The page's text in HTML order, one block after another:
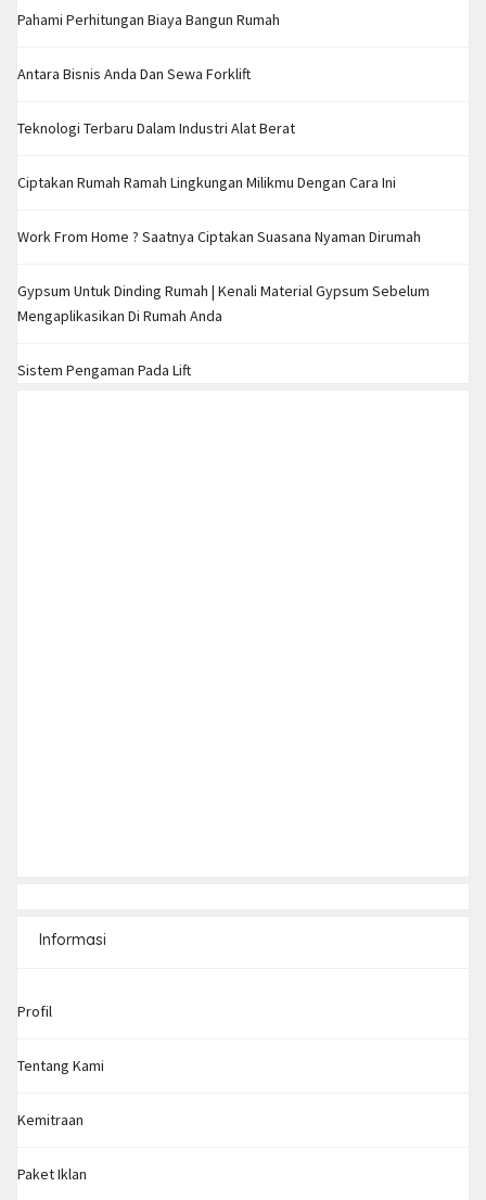
Pahami Perhitungan Biaya Bangun Rumah
Antara Bisnis Anda Dan Sewa Forklift
Teknologi Terbaru Dalam Industri Alat Berat
Ciptakan Rumah Ramah Lingkungan Milikmu Dengan Cara Ini
Work From Home ? Saatnya Ciptakan Suasana Nyaman Dirumah
Gypsum Untuk Dinding Rumah | Kenali Material Gypsum Sebelum
Mengaplikasikan Di Rumah Anda
Sistem Pengaman Pada Lift
Informasi
Profil
Tentang Kami
Kemitraan
Paket Iklan